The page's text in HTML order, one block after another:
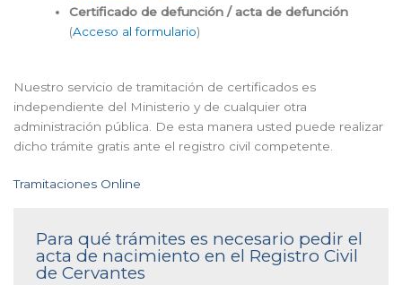
Certificado de defunción / acta de defunción
(Acceso al formulario)
Nuestro servicio de tramitación de certificados es
independiente del Ministerio y de cualquier otra
administración pública. De esta manera usted puede realizar
dicho trámite gratis ante el registro civil competente.
Tramitaciones Online
Para qué trámites es necesario pedir el
acta de nacimiento en el Registro Civil
de Cervantes